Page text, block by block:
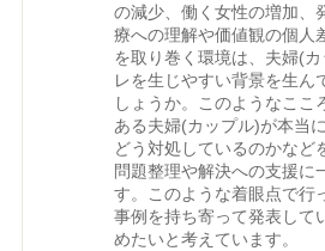
の減少、働く女性の増加、
療への理解や価値観の個人
を取り巻く環境は、夫婦(
レを生じやすい背景を生ん
しょうか。このようなここ
ある夫婦(カップル)が本当
どう対処しているのかなど
問題整理や解決への支援に
す。このような着眼点で行
事例を持ち寄って発表して
めたいと考えています。